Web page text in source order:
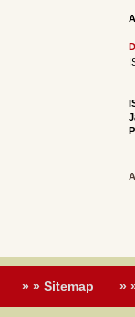
» » Sitemap »